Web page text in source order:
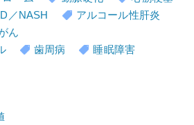
／NASH
アルコール性肝炎
ん
歯周病
睡眠障害